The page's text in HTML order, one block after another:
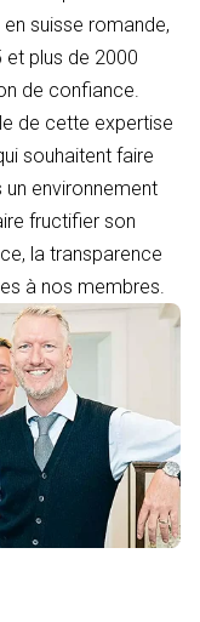
suisse romande,
et plus de 2000
de confiance.
de cette expertise
souhaitent faire
environnement
fructifier son
la transparence
à nos membres.